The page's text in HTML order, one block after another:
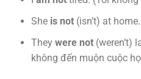
She is not(isn’t) at
They were not(weren’t)
không đến muộn cuộc